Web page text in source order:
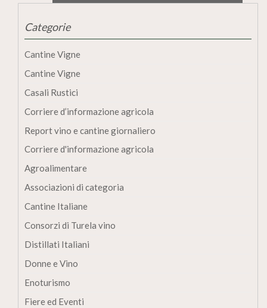
Categorie
Cantine Vigne
Cantine Vigne
Casali Rustici
Corriere d’informazione agricola
Report vino e cantine giornaliero
Corriere d'informazione agricola
Agroalimentare
Associazioni di categoria
Cantine Italiane
Consorzi di Turela vino
Distillati Italiani
Donne e Vino
Enoturismo
Fiere ed Eventi